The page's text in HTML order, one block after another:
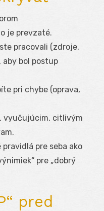
je prevzaté.
pracovali (zdroje,
aby bol postup
pri chybe (oprava,
vyučujúcim, citlivým
pravidlá pre seba ako
pre „dobrý
pred